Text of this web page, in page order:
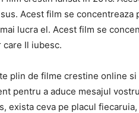
Acest film se
lucra el. Acest film se
Il iubesc.
plin de filme crestine online
pentru a aduce mesajul
exista ceva pe placul